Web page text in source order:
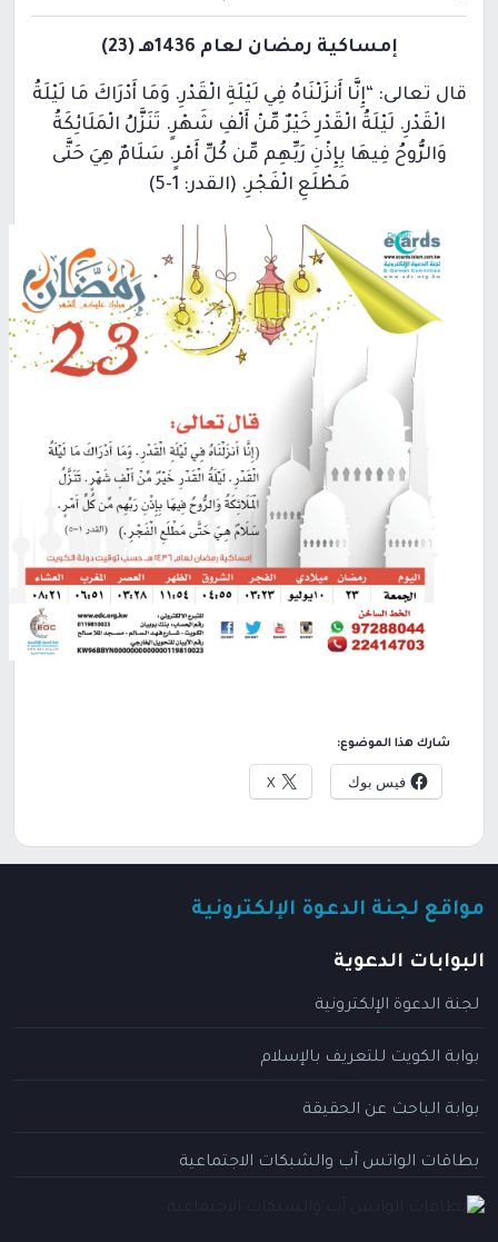
إمساكية رمضان لعام 1436هـ (23)
قال تعالى: “إِنَّا أَنزَلْنَاهُ فِي لَيْلَةِ الْقَدْرِ. وَمَا أَدْرَاكَ مَا لَيْلَةُ
الْقَدْرِ. لَيْلَةُ الْقَدْرِ خَيْرٌ مِّنْ أَلْفِ شَهْرٍ. تَنَزَّلُ الْمَلَائِكَةُ
وَالرُّوحُ فِيهَا بِإِذْنِ رَبِّهِم مِّن كُلِّ أَمْرٍ. سَلَامٌ هِيَ حَتَّى
مَطْلَعِ الْفَجْرِ. (القدر: 1-5)
شارك هذا الموضوع:
فيس بوك X
مواقع لجنة الدعوة الإلكترونية
البوابات الدعوية
لجنة الدعوة الإلكترونية
بوابة الكويت للتعريف بالإسلام
بوابة الباحث عن الحقيقة
بطاقات الواتس آب والشبكات الاجتماعية